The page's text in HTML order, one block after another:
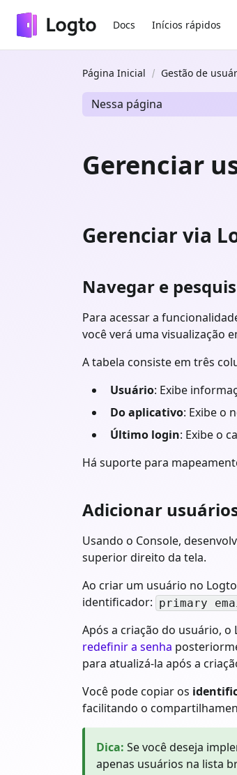
Docs Inícios rápidos
Página Inicial Gestão de
Nessa página
Gerenciar
Gerenciar via
Navegar e
Para acessar a
você verá uma visualização
A tabela consiste em três
Usuário: Exibe
Do aplicativo: Exibe o
Último login: Exibe o
Há suporte para
Adicionar
Usando o Console,
superior direito da tela.
Ao criar um usuário no
identificador: primary
Após a criação do usuário,
redefinir a senha
para atualizá-la após a
Você pode copiar os
facilitando o
Dica: Se você deseja
apenas usuários na lista